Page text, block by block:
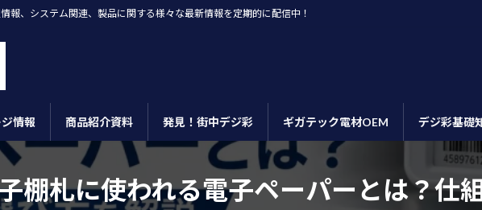
報、システム関連、製品に関する様々な最新情報を定期的に配信中！
情報 商品紹介資料 発見！街中デジ彩 ギガテック電材OEM デジ彩基礎
棚札に使われる電子ペーパーとは？仕